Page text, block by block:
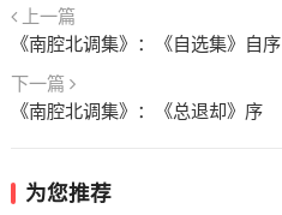
上一篇
《南腔北调集》：《自选集》自序
下一篇
《南腔北调集》：《总退却》序
为您推荐